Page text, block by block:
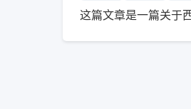
这篇文章是一篇关于